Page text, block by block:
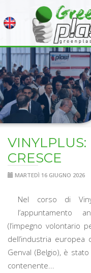
VINYLPLUS:
CRESCE
MARTEDÌ 16 GIUGNO 2026
Nel corso di
l’appuntamento
(l’impegno volontario
dell’industria
Genval (Belgio), è
contenente...